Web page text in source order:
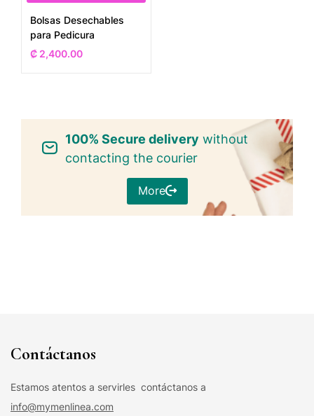
Bolsas Desechables
para Pedicura
₡ 2,400.00
100% Secure delivery without
contacting the courier
More
Contáctanos
Estamos atentos a servirles contáctanos a
info@mymenlinea.com